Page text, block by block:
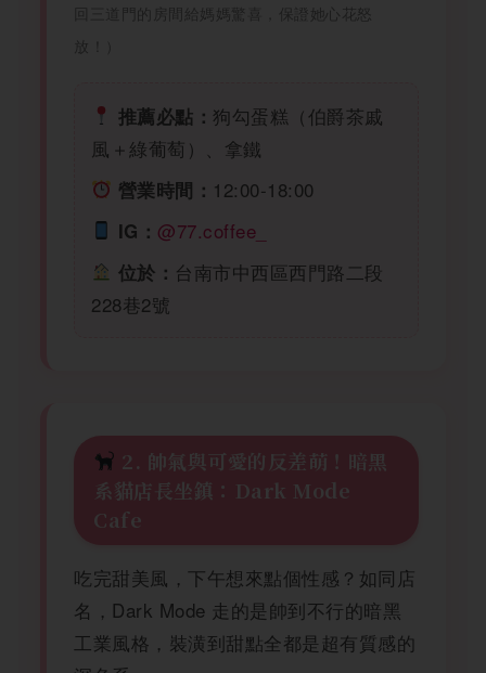
回三道門的房間給媽媽驚喜，保證她心花怒
放！）
推薦必點： 狗勾蛋糕（伯爵茶戚
風＋綠葡萄）、拿鐵
營業時間： 12:00-18:00
IG： @77.coffee_
位於： 台南市中西區西門路二段
228巷2號
2. 帥氣與可愛的反差萌！暗黑
系貓店長坐鎮：Dark Mode
Cafe
吃完甜美風，下午想來點個性感？如同店
名，Dark Mode 走的是帥到不行的暗黑
工業風格，裝潢到甜點全都是超有質感的